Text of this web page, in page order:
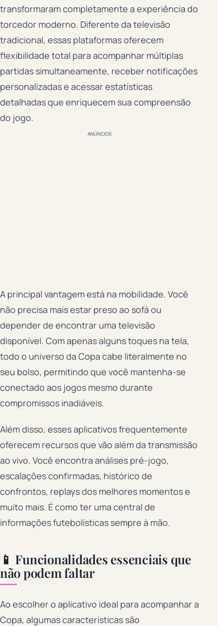
transformaram completamente a experiência do
torcedor moderno. Diferente da televisão
tradicional, essas plataformas oferecem
flexibilidade total para acompanhar múltiplas
partidas simultaneamente, receber notificações
personalizadas e acessar estatísticas
detalhadas que enriquecem sua compreensão
do jogo.
ANÚNCIOS
A principal vantagem está na mobilidade. Você
não precisa mais estar preso ao sofá ou
depender de encontrar uma televisão
disponível. Com apenas alguns toques na tela,
todo o universo da Copa cabe literalmente no
seu bolso, permitindo que você mantenha-se
conectado aos jogos mesmo durante
compromissos inadiáveis.
Além disso, esses aplicativos frequentemente
oferecem recursos que vão além da transmissão
ao vivo. Você encontra análises pré-jogo,
escalações confirmadas, histórico de
confrontos, replays dos melhores momentos e
muito mais. É como ter uma central de
informações futebolísticas sempre à mão.
📱 Funcionalidades essenciais que
não podem faltar
Ao escolher o aplicativo ideal para acompanhar a
Copa, algumas características são